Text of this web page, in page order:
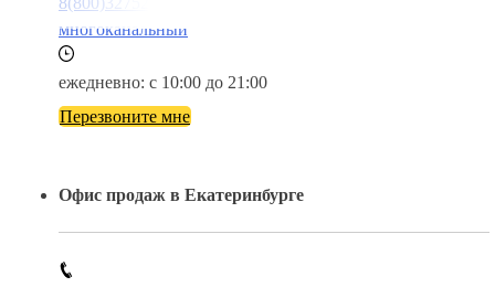
многоканальный
ежедневно: с 10:00 до 21:00
Перезвоните мне
Офис продаж в Екатеринбурге